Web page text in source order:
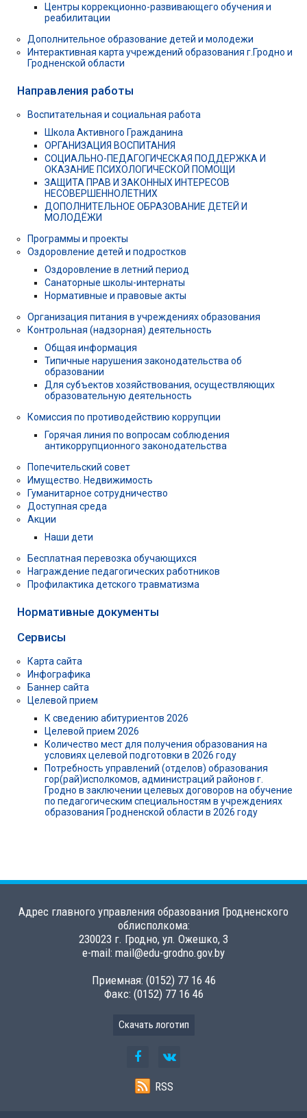
Центры коррекционно-развивающего обучения и
реабилитации
Дополнительное образование детей и молодежи
Интерактивная карта учреждений образования г.Гродно и
Гродненской области
Направления работы
Воспитательная и социальная работа
Школа Активного Гражданина
ОРГАНИЗАЦИЯ ВОСПИТАНИЯ
СОЦИАЛЬНО-ПЕДАГОГИЧЕСКАЯ ПОДДЕРЖКА И
ОКАЗАНИЕ ПСИХОЛОГИЧЕСКОЙ ПОМОЩИ
ЗАЩИТА ПРАВ И ЗАКОННЫХ ИНТЕРЕСОВ
НЕСОВЕРШЕННОЛЕТНИХ
ДОПОЛНИТЕЛЬНОЕ ОБРАЗОВАНИЕ ДЕТЕЙ И
МОЛОДЁЖИ
Программы и проекты
Оздоровление детей и подростков
Оздоровление в летний период
Санаторные школы-интернаты
Нормативные и правовые акты
Организация питания в учреждениях образования
Контрольная (надзорная) деятельность
Общая информация
Типичные нарушения законодательства об
образовании
Для субъектов хозяйствования, осуществляющих
образовательную деятельность
Комиссия по противодействию коррупции
Горячая линия по вопросам соблюдения
антикоррупционного законодательства
Попечительский совет
Имущество. Недвижимость
Гуманитарное сотрудничество
Доступная среда
Акции
Наши дети
Бесплатная перевозка обучающихся
Награждение педагогических работников
Профилактика детского травматизма
Нормативные документы
Сервисы
Карта сайта
Инфографика
Баннер сайта
Целевой прием
К сведению абитуриентов 2026
Целевой прием 2026
Количество мест для получения образования на
условиях целевой подготовки в 2026 году
Потребность управлений (отделов) образования
гор(рай)исполкомов, администраций районов г.
Гродно в заключении целевых договоров на обучение
по педагогическим специальностям в учреждениях
образования Гродненской области в 2026 году
Адрес главного управления образования Гродненского
облисполкома:
230023 г. Гродно, ул. Ожешко, 3
e-mail: mail@edu-grodno.gov.by
Приемная: (0152) 77 16 46
Факс: (0152) 77 16 46
Скачать логотип
RSS